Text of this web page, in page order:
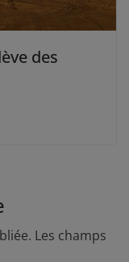
des
Les champs